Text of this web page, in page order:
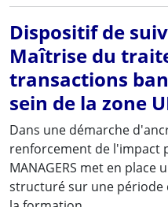
Dispositif de
Maîtrise du
transactions
sein de la zone
Dans une démarche
renforcement de l'impact
MANAGERS met en place
structuré sur une période